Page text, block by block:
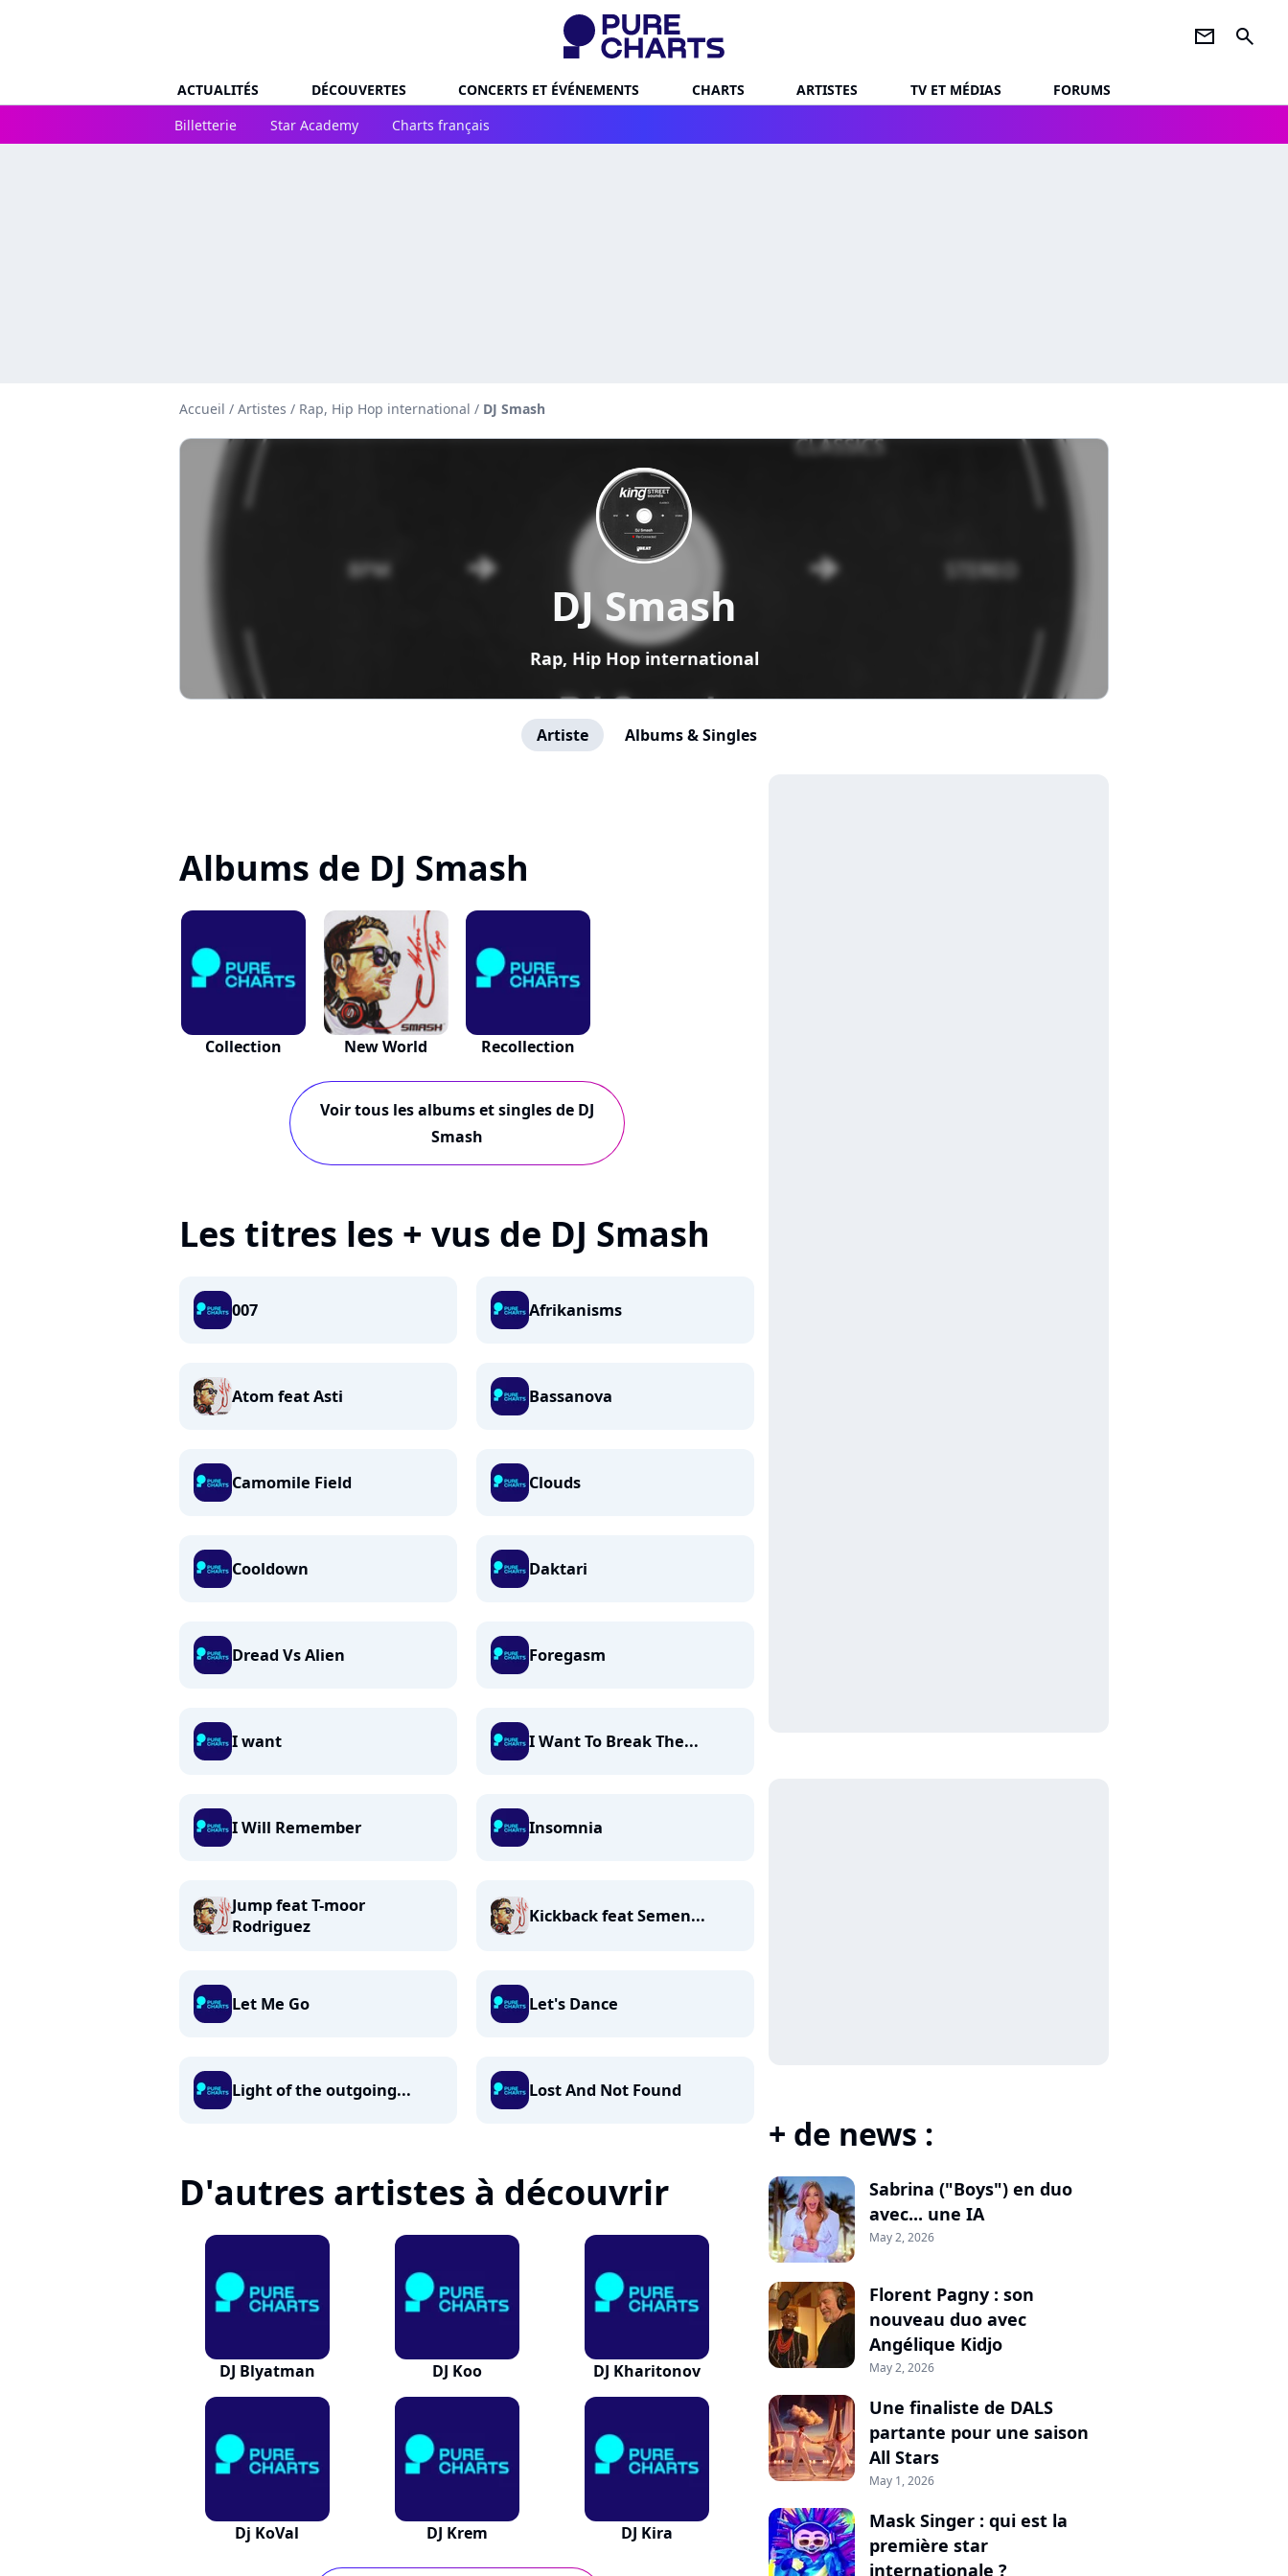
newsletter search
ACTUALITÉS DÉCOUVERTES CONCERTS ET ÉVÉNEMENTS CHARTS ARTISTES TV ET MÉDIAS
FORUMS
Billetterie
Star Academy Charts français
Accueil / Artistes / Rap, Hip Hop international / DJ Smash
DJ Smash
Rap, Hip Hop international
Artiste Albums & Singles
Albums de DJ Smash
Collection New World Recollection
Voir tous les albums et singles de DJ
Smash
Les titres les + vus de DJ Smash
007 Afrikanisms
Atom feat Asti Bassanova
Camomile Field Clouds
Cooldown Daktari
Dread Vs Alien Foregasm
I want I Want To Break The...
I Will Remember Insomnia
Jump feat T-moor
Rodriguez
Kickback feat Semen...
Let Me Go Let's Dance
Light of the outgoing... Lost And Not Found
D'autres artistes à découvrir
DJ Blyatman DJ Koo DJ Kharitonov
Dj KoVal DJ Krem DJ Kira
+ de news :
Sabrina ("Boys") en duo
avec... une IA
May 2, 2026
Florent Pagny : son
nouveau duo avec
Angélique Kidjo
May 2, 2026
Une finaliste de DALS
partante pour une saison
All Stars
May 1, 2026
Mask Singer : qui est la
première star
internationale ?